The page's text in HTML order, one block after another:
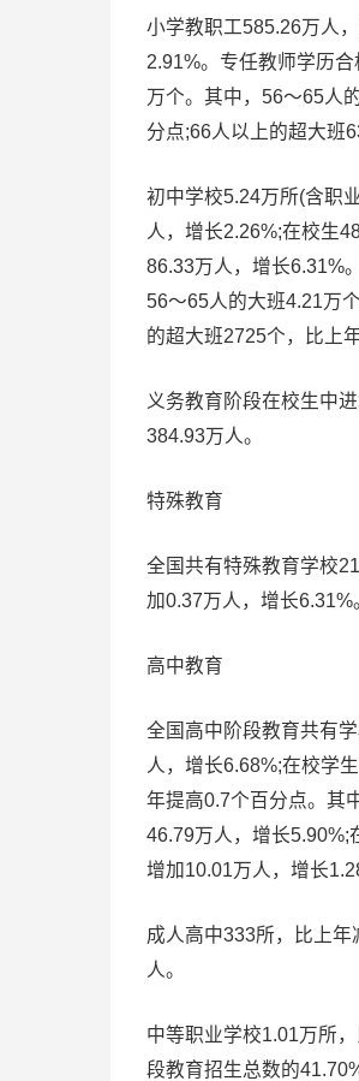
小学教职工585.26万人
2.91%。专任教师学历
万个。其中，56～65人
分点;66人以上的超大班
初中学校5.24万所(含职
人，增长2.26%;在校生
86.33万人，增长6.31%
56～65人的大班4.21万
的超大班2725个，比上
义务教育阶段在校生中
384.93万人。
特殊教育
全国共有特殊教育学校
加0.37万人，增长6.31%
高中教育
全国高中阶段教育共有
人，增长6.68%;在校学
年提高0.7个百分点。其
46.79万人，增长5.90%;
增加10.01万人，增长
成人高中333所，比上
人。
中等职业学校1.01万所
段教育招生总数的